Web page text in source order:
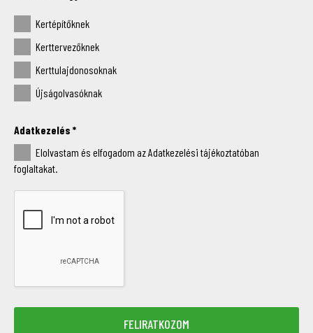
Kertépítőknek
Kerttervezőknek
Kerttulajdonosoknak
Újságolvasóknak
Adatkezelés *
Elolvastam és elfogadom az Adatkezelési tájékoztatóban
foglaltakat.